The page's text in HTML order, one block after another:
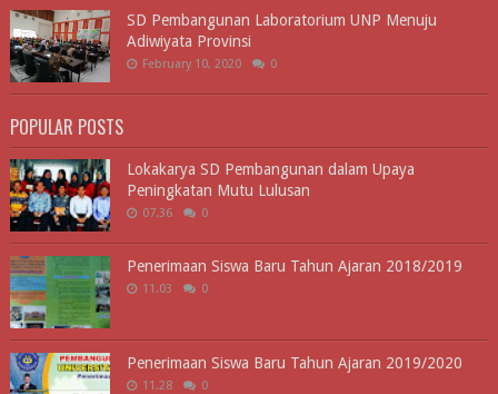
SD Pembangunan Laboratorium UNP Menuju
Adiwiyata Provinsi
February 10, 2020 0
POPULAR POSTS
Lokakarya SD Pembangunan dalam Upaya
Peningkatan Mutu Lulusan
07.36 0
Penerimaan Siswa Baru Tahun Ajaran 2018/2019
11.03 0
Penerimaan Siswa Baru Tahun Ajaran 2019/2020
11.28 0